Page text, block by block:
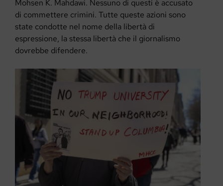
Mohsen K. Mahdawi. Nessuno di questi è accusato
di commettere crimini. Tutte queste azioni sono
state condotte nel nome della libertà di
espressione, la stessa libertà che il giornalismo
dovrebbe difendere.